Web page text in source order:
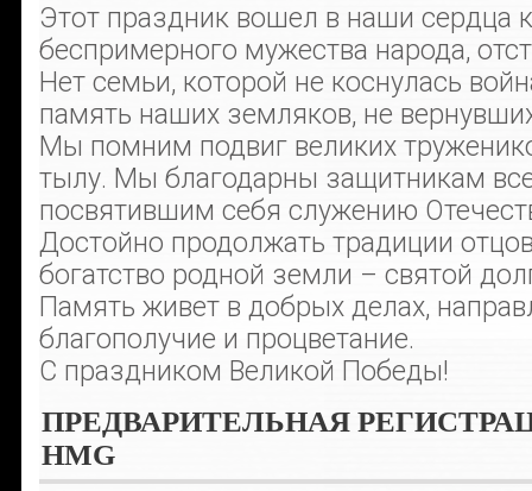
Этот праздник вошел в наши сердца
беспримерного мужества народа,
Нет семьи, которой не коснулась
память наших земляков, не
Мы помним подвиг великих
тылу. Мы благодарны защитникам
посвятившим себя служению
Достойно продолжать традиции
богатство родной земли – святой
Память живет в добрых делах,
благополучие и процветание.
С праздником Великой Победы!
ПРЕДВАРИТЕЛЬНАЯ
HMG